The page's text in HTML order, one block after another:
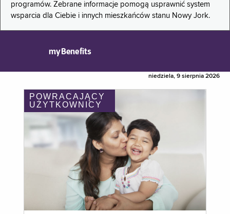
programów. Zebrane informacje pomogą usprawnić system
wsparcia dla Ciebie i innych mieszkańców stanu Nowy Jork.
myBenefits
niedziela, 9 sierpnia 2026
POWRACAJĄCY
UŻYTKOWNICY